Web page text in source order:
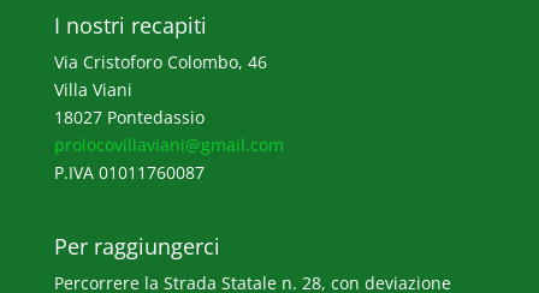
I nostri recapiti
Via Cristoforo Colombo, 46
Villa Viani
18027 Pontedassio
prolocovillaviani@gmail.com
P.IVA 01011760087
Per raggiungerci
Percorrere la Strada Statale n. 28, con deviazione